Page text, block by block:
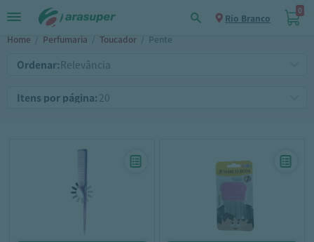
Rio Branco
0
Home / Perfumaria / Toucador / Pente
Ordenar:
Itens por página: